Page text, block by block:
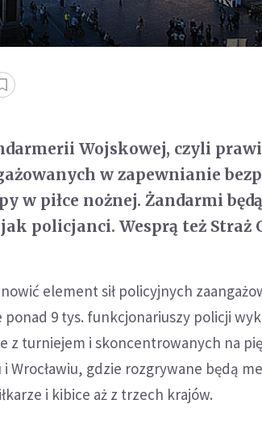
Wojskowej, czyli
w zapewnianie
w piłce nożnej. Żandarmi
policjanci. Wesprą też Straż
element sił policyjnych
ponad 9 tys. funkcjonariuszy policji
z turniejem i skoncentrowanych na
Wrocławiu, gdzie rozgrywane będą
i kibice aż z trzech krajów.